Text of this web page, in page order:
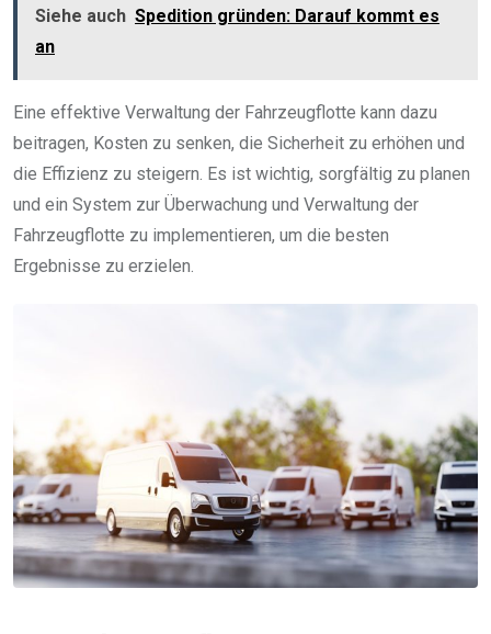
Siehe auch Spedition gründen: Darauf kommt es
an
Eine effektive Verwaltung der Fahrzeugflotte kann dazu
beitragen, Kosten zu senken, die Sicherheit zu erhöhen und
die Effizienz zu steigern. Es ist wichtig, sorgfältig zu planen
und ein System zur Überwachung und Verwaltung der
Fahrzeugflotte zu implementieren, um die besten
Ergebnisse zu erzielen.